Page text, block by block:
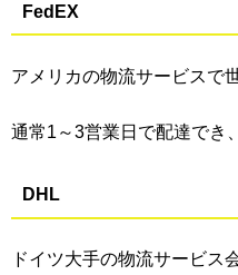
FedEX
アメリカの物流サービスで
通常1～3営業日で配達でき
DHL
ドイツ大手の物流サービス